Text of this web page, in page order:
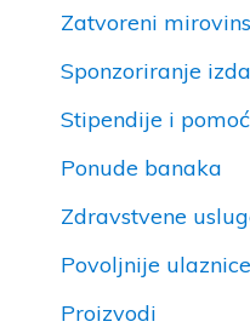
Zatvoreni
Sponzoriranje
Stipendije i
Ponude banaka
Zdravstvene
Povoljnije ulaznice
Proizvodi